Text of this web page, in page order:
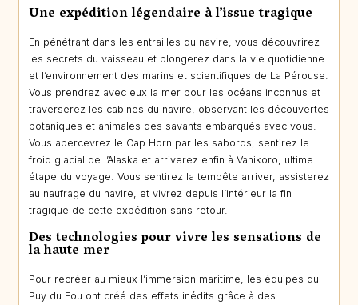
Une expédition légendaire à l’issue tragique
En pénétrant dans les entrailles du navire, vous découvrirez
les secrets du vaisseau et plongerez dans la vie quotidienne
et l’environnement des marins et scientifiques de La Pérouse.
Vous prendrez avec eux la mer pour les océans inconnus et
traverserez les cabines du navire, observant les découvertes
botaniques et animales des savants embarqués avec vous.
Vous apercevrez le Cap Horn par les sabords, sentirez le
froid glacial de l’Alaska et arriverez enfin à Vanikoro, ultime
étape du voyage. Vous sentirez la tempête arriver, assisterez
au naufrage du navire, et vivrez depuis l’intérieur la fin
tragique de cette expédition sans retour.
Des technologies pour vivre les sensations de
la haute mer
Pour recréer au mieux l’immersion maritime, les équipes du
Puy du Fou ont créé des effets inédits grâce à des